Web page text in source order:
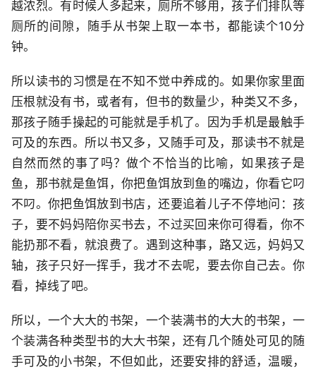
越浓烈。有时候人多起来，厕所不够用，孩子们排队等
厕所的间隙，随手从书架上取一本书，都能读个10分
钟。
所以读书的习惯是在不知不觉中养成的。如果你家里面
压根就没有书，或者有，但书的数量少，种类又不多，
那孩子随手操起的可能就是手机了。因为手机是最触手
可及的东西。所以书又多，又随手可及，那读书不就是
自然而然的事了吗？做个不恰当的比喻，如果孩子是
鱼，那书就是鱼饵，你把鱼饵放到鱼的嘴边，你看它叼
不叼。你把鱼饵放到书店，还要追着儿子不停地问：孩
子，要不妈妈陪你买书去，不过买回来你可得看，你不
能扔那不看，就浪费了。遇到这种事，路又远，妈妈又
轴，孩子只好一挥手，我才不去呢，要去你自己去。你
看，掉线了吧。
所以，一个大大的书架，一个装满书的大大的书架，一
个装满各种类型书的大大书架，还有几个随处可见的随
手可及的小书架，不但如此，还要安排的舒适，温暖，